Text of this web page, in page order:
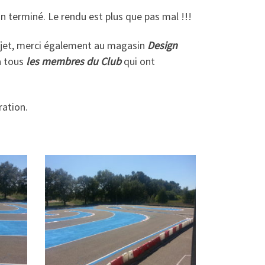
Le rendu est plus que pas mal !!!
merci également au magasin Design
tous les membres du Clubqui ont